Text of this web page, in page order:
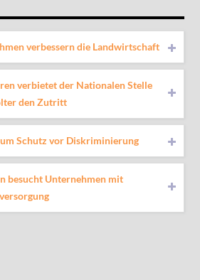
verbessern die Landwirtschaft
verbietet der Nationalen Stelle
den Zutritt
Schutz vor Diskriminierung
besucht Unternehmen mit